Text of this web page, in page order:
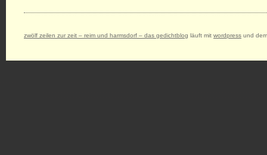
zwölf zeilen zur zeit – reim und harmsdorf – das gedichtblog läuft mit wordpress und